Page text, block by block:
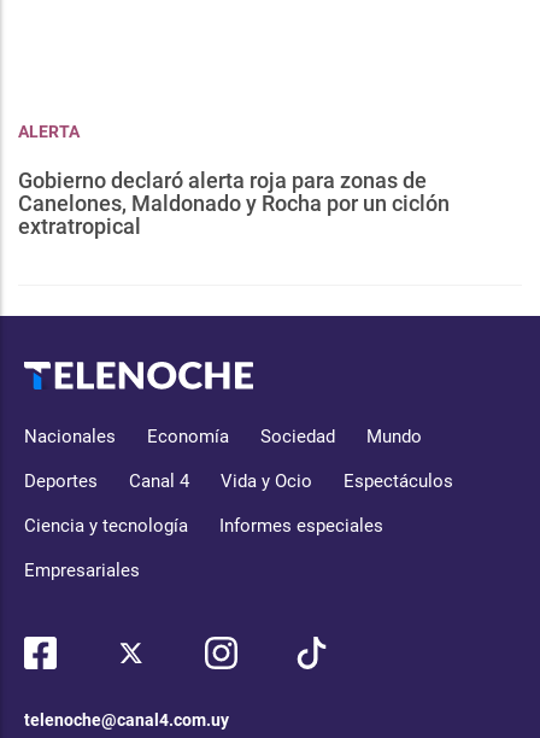
ALERTA
Gobierno declaró alerta roja para zonas de
Canelones, Maldonado y Rocha por un ciclón
extratropical
Nacionales Economía Sociedad Mundo
Deportes Canal 4 Vida y Ocio Espectáculos
Ciencia y tecnología Informes especiales
Empresariales
telenoche@canal4.com.uy